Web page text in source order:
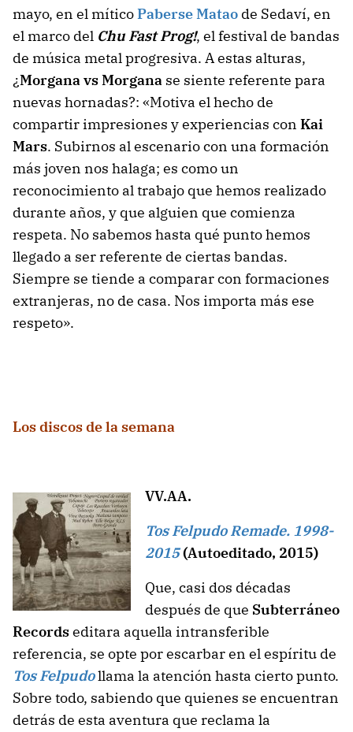
mayo, en el míticoPaberse Matao de Sedaví, en
el marco del Chu Fast Prog!, el festival de bandas
de música metal progresiva. A estas alturas,
¿Morgana vs Morgana se siente referente para
nuevas hornadas?: «Motiva el hecho de
compartir impresiones y experiencias con Kai
Mars. Subirnos al escenario con una formación
más joven nos halaga; es como un
reconocimiento al trabajo que hemos realizado
durante años, y que alguien que comienza
respeta. No sabemos hasta qué punto hemos
llegado a ser referente de ciertas bandas.
Siempre se tiende a comparar con formaciones
extranjeras, no de casa. Nos importa más ese
respeto».
Los discos de la semana
VV.AA.
Tos Felpudo Remade. 1998-
2015(Autoeditado, 2015)
Que, casi dos décadas
después de que Subterráneo
Recordseditara aquella intransferible
referencia, se opte por escarbar en el espíritu de
Tos Felpudollama la atención hasta cierto punto.
Sobre todo, sabiendo que quienes se encuentran
detrás de esta aventura que reclama la